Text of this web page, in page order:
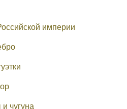
империи
чугуна